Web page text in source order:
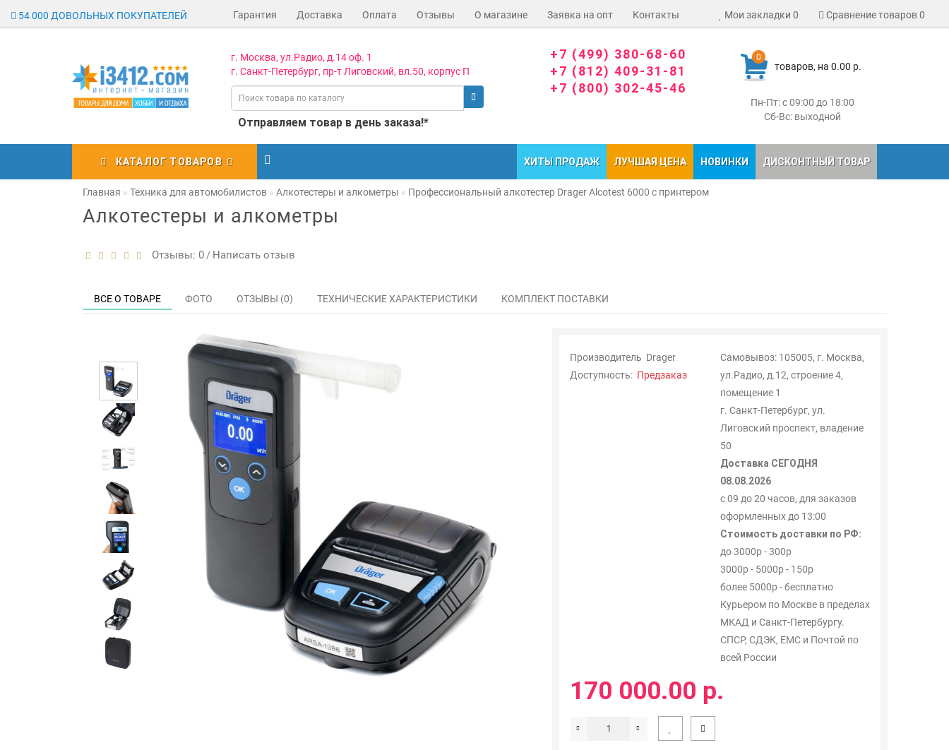
54 000 ДОВОЛЬНЫХ ПОКУПАТЕЛЕЙ Гарантия Доставка Оплата Отзывы О магазине Заявка на опт Контакты Мои закладки 0 Сравнение товаров0
0
товаров, на 0.00 р.
Пн-Пт: с 09:00 до 18:00
Сб-Вс: выходной
г. Москва, ул.Радио, д.14 оф. 1
г. Санкт-Петербург, пр-т Лиговский, вл.50, корпус П
Отправляем товар в день заказа!*
+7 (499) 380-68-60
+7 (812) 409-31-81
+7 (800) 302-45-46
КАТАЛОГ ТОВАРОВ ХИТЫ ПРОДАЖ ЛУЧШАЯ ЦЕНА НОВИНКИ ДИСКОНТНЫЙ ТОВАР
Главная Техника для автомобилистов Алкотестеры и алкометры Профессиональный алкотестер Drager Alcotest 6000 с принтером
Алкотестеры и алкометры
Отзывы: 0 / Написать отзыв
ВСЕ О ТОВАРЕ ФОТО ОТЗЫВЫ (0) ТЕХНИЧЕСКИЕ ХАРАКТЕРИСТИКИ КОМПЛЕКТ ПОСТАВКИ
Производитель Drager
Доступность: Предзаказ
Самовывоз: 105005, г. Москва,
ул.Радио, д.12, строение 4,
помещение 1
г. Санкт-Петербург, ул.
Лиговский проспект, владение
50
Доставка СЕГОДНЯ
08.08.2026
с 09 до 20 часов, для заказов
оформленных до 13:00
Стоимость доставки по РФ:
до 3000р - 300р
3000р - 5000р - 150р
более 5000р - бесплатно
Курьером по Москве в пределах
МКАД и Санкт-Петербургу.
СПСР, СДЭК, ЕМС и Почтой по
всей России
170 000.00 р.